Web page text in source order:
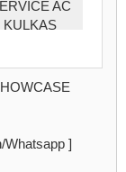
Whatsapp ]